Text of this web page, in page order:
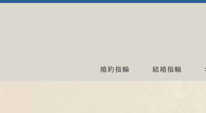
婚約指輪 結婚指輪